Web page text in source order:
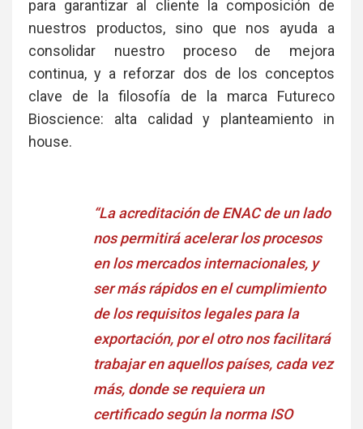
para garantizar al cliente la composición de
nuestros productos, sino que nos ayuda a
consolidar nuestro proceso de mejora
continua, y a reforzar dos de los conceptos
clave de la filosofía de la marca Futureco
Bioscience: alta calidad y planteamiento in
house.
“La acreditación de ENAC de un lado
nos permitirá acelerar los procesos
en los mercados internacionales, y
ser más rápidos en el cumplimiento
de los requisitos legales para la
exportación, por el otro nos facilitará
trabajar en aquellos países, cada vez
más, donde se requiera un
certificado según la norma ISO